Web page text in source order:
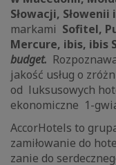
Słowacji, Słowenii
markami Sofitel,
Mercure, ibis, ibis
budget.
jakość usług o
od luksusowych
ekonomiczne 1-
AccorHotels to
zamiłowanie do
zanie do